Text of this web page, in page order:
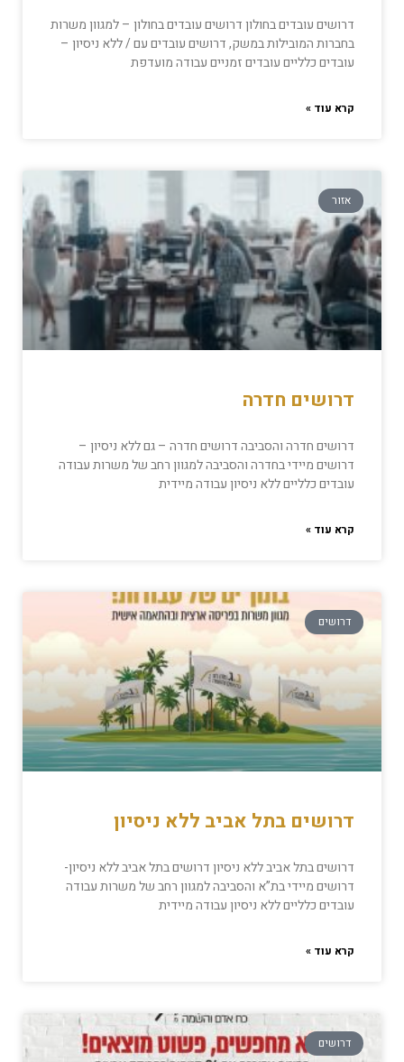
דרושים עובדים בחולון דרושים עובדים בחולון – למגוון משרות
בחברות המובילות במשק, דרושים עובדים עם / ללא ניסיון –
עובדים כלליים עובדים זמניים עבודה מועדפת
קרא עוד »
אזור
דרושים חדרה
דרושים חדרה והסביבה דרושים חדרה – גם ללא ניסיון –
דרושים מיידי בחדרה והסביבה למגוון רחב של משרות עבודה
עובדים כלליים ללא ניסיון עבודה מיידית
קרא עוד »
דרושים
דרושים בתל אביב ללא ניסיון
דרושים בתל אביב ללא ניסיון דרושים בתל אביב ללא ניסיון-
דרושים מיידי בת”א והסביבה למגוון רחב של משרות עבודה
עובדים כלליים ללא ניסיון עבודה מיידית
קרא עוד »
דרושים